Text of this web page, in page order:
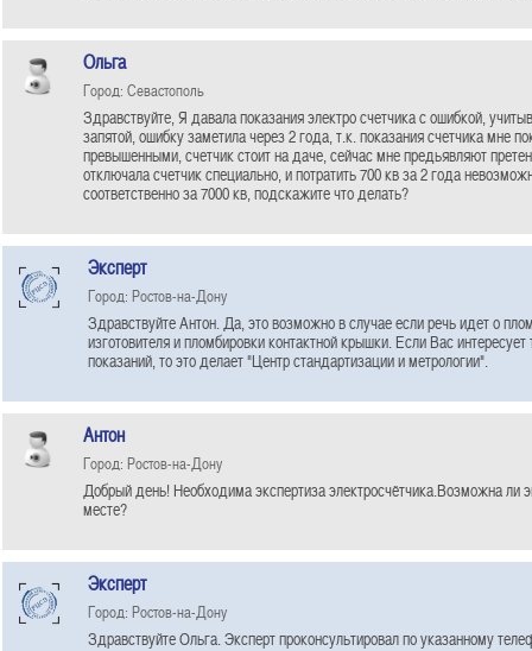
Ольга
Город: Севастополь
Здравствуйте, Я давала показания электро счетчика с ошибкой,
запятой, ошибку заметила через 2 года, т.к. показания счетчика мне
превышенными, счетчик стоит на даче, сейчас мне предьявляют
отключала счетчик специально, и потратить 700 кв за 2 года
соответственно за 7000 кв, подскажите что делать?
Эксперт
Город: Ростов-на-Дону
Здравствуйте Антон. Да, это возможно в случае если речь идет о
изготовителя и пломбировки контактной крышки. Если Вас интересует
показаний, то это делает "Центр стандартизации и метрологии".
Антон
Город: Ростов-на-Дону
Добрый день! Необходима экспертиза электросчётчика.Возможна ли
месте?
Эксперт
Город: Ростов-на-Дону
Здравствуйте Ольга. Эксперт проконсультировал по указанному